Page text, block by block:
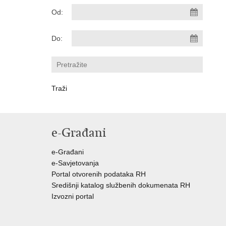
Od:
Do:
e-Građani
e-Građani
e-Savjetovanja
Portal otvorenih podataka RH
Središnji katalog službenih dokumenata RH
Izvozni portal